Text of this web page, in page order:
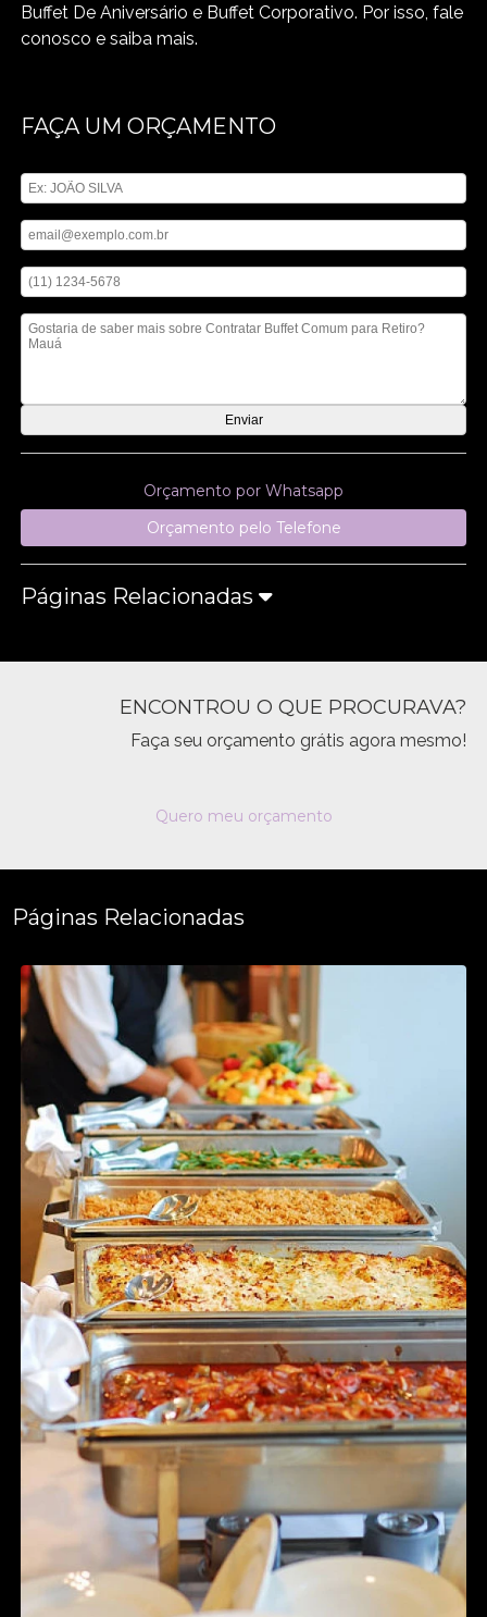
Buffet De Aniversário e Buffet Corporativo. Por isso, fale
conosco e saiba mais.
FAÇA UM ORÇAMENTO
Orçamento por Whatsapp
Orçamento pelo Telefone
Páginas Relacionadas
ENCONTROU O QUE PROCURAVA?
Faça seu orçamento grátis agora mesmo!
Quero meu orçamento
Páginas Relacionadas